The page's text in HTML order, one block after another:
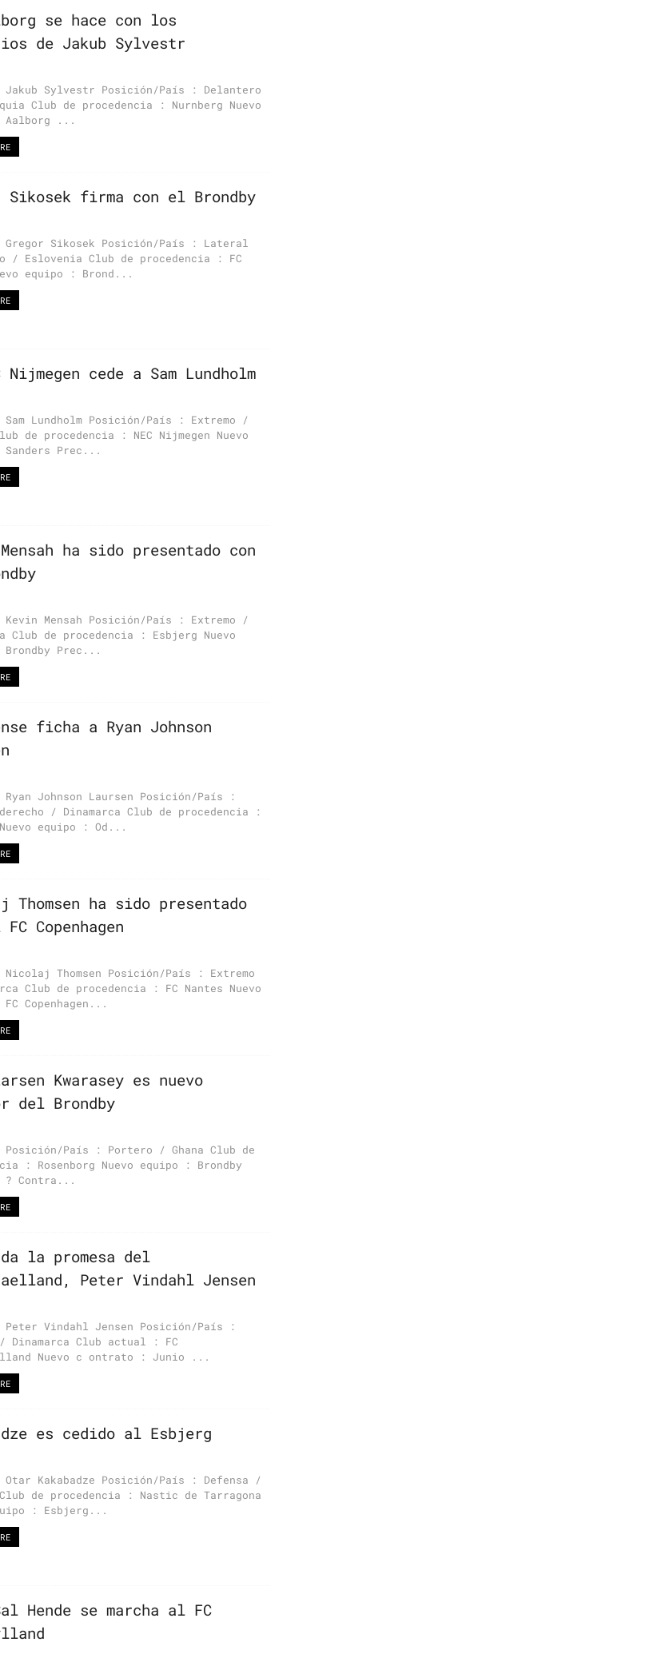
se hace con los
de Jakub Sylvestr
Jakub Sylvestr Posición/País : Delantero
Club de procedencia : Nurnberg Nuevo
Aalborg ...
Sikosek firma con el Brondby
Gregor Sikosek Posición/País : Lateral
/ Eslovenia Club de procedencia : FC
equipo : Brond...
Nijmegen cede a Sam Lundholm
Sam Lundholm Posición/País : Extremo /
de procedencia : NEC Nijmegen Nuevo
Prec...
ha sido presentado con
Kevin Mensah Posición/País : Extremo /
Club de procedencia : Esbjerg Nuevo
Prec...
ficha a Ryan Johnson
Ryan Johnson Laursen Posición/País :
/ Dinamarca Club de procedencia :
equipo : Od...
Thomsen ha sido presentado
Copenhagen
Nicolaj Thomsen Posición/País : Extremo
Club de procedencia : FC Nantes Nuevo
Copenhagen...
Kwarasey es nuevo
del Brondby
Posición/País : Portero / Ghana Club de
: Rosenborg Nuevo equipo : Brondby
? Contra...
la promesa del
Peter Vindahl Jensen
Peter Vindahl Jensen Posición/País :
Dinamarca Club actual : FC
Nuevo c ontrato : Junio ...
es cedido al Esbjerg
Otar Kakabadze Posición/País : Defensa /
de procedencia : Nastic de Tarragona
: Esbjerg...
Hende se marcha al FC